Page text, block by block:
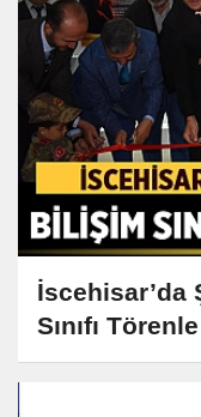
İscehisar’da
Sınıfı